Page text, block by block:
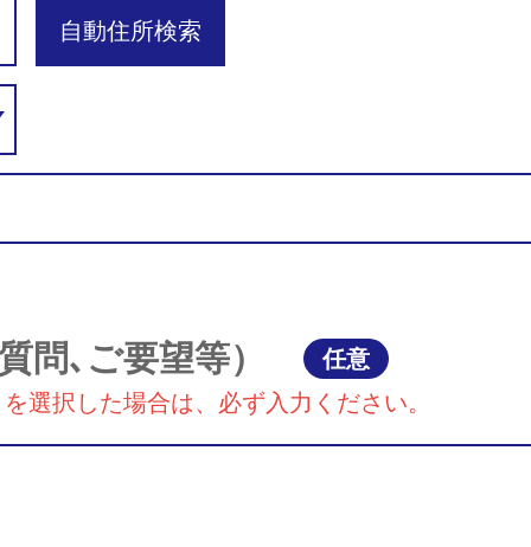
自動住所検索
問､ご要望等）
任意
選択した場合は、必ず入力ください。